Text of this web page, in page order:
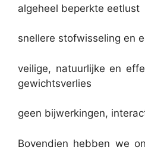
algeheel beperkte eetlust
snellere stofwisseling en
veilige, natuurlijke en
gewichtsverlies
geen bijwerkingen,
Bovendien hebben we